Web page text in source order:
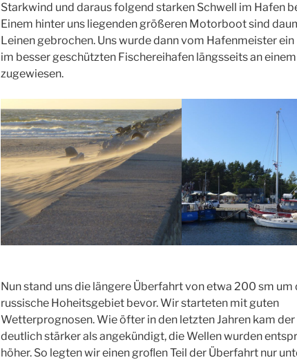
Starkwind und daraus folgend starken Schwell im Hafen
Einem hinter uns liegenden größeren Motorboot sind
Leinen gebrochen. Uns wurde dann vom Hafenmeister
im besser geschützten Fischereihafen längsseits an
zugewiesen.
Nun stand uns die längere Überfahrt von etwa 200 sm um
russische Hoheitsgebiet bevor. Wir starteten mit guten
Wetterprognosen. Wie öfter in den letzten Jahren kam
deutlich stärker als angekündigt, die Wellen wurden
höher. So legten wir einen groﬂen Teil der Überfahrt nur